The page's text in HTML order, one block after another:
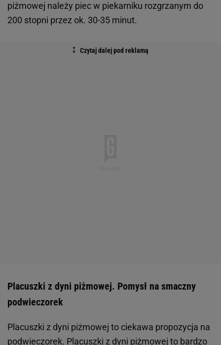
piżmowej należy piec w piekarniku rozgrzanym do
200 stopni przez ok. 30-35 minut.
Placuszki z dyni piżmowej. Pomysł na smaczny
podwieczorek
Placuszki z dyni piżmowej to ciekawa propozycja na
podwieczorek. Placuszki z dyni piżmowej to bardzo